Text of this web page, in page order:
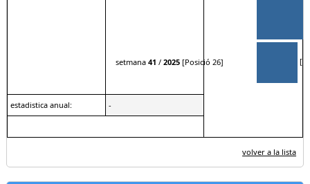
setmana 41 / 2025[Posició 26]
estadistica anual: -
volver a la lista